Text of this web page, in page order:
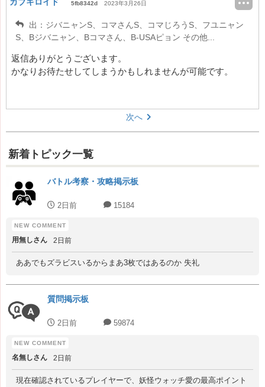
5fb8342d 2023年3月26日
出：ジバニャンS、コマさんS、コマじろうS、フユニャン
S、Bジバニャン、Bコマさん、B-USAピョン その他...
返信ありがとうございます。
かなりお待たせしてしまうかもしれませんが可能です。
次へ
新着トピック一覧
バトル考察・攻略掲示板
2日前 15184
用無しさん 2日前
ああでもズラビスいるからまあ3枚ではあるのか 失礼
質問掲示板
2日前 59874
名無しさん 2日前
現在確認されているプレイヤーで、妖怪ウォッチ愛の最高ポイント